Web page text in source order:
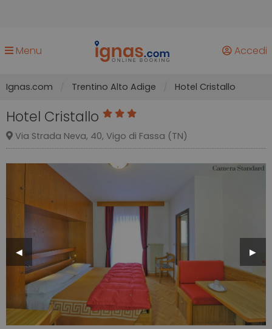
Menu Accedi
Ignas.com Trentino Alto Adige Hotel Cristallo
Hotel Cristallo
Via Strada Neva, 40, Vigo di Fassa (TN)
Previous
Slide
◀︎ Next
Slide
▶︎